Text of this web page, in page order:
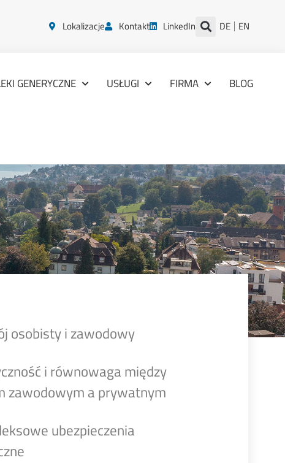
Lokalizacje Kontakt LinkedIn DE EN
GENERYCZNE USŁUGI FIRMA BLOG
osobisty i zawodowy
i równowaga między
zawodowym a prywatnym
ubezpieczenia